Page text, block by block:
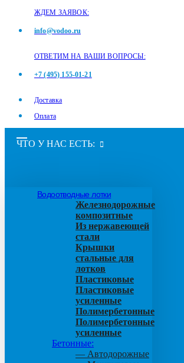
ЖДЕМ ЗАЯВОК:
info@vodoo.ru
ОТВЕТИМ НА ВАШИ ВОПРОСЫ:
+7 (495) 155-01-21
Доставка
Оплата
ЧТО У НАС ЕСТЬ:
Водоотводные лотки
Железнодорожные
композитные
Из нержавеющей
стали
Крышки
стальные для
лотков
Пластиковые
Пластиковые
усиленные
Полимербетонные
Полимербетонные
усиленные
Бетонные:
— Автодорожные